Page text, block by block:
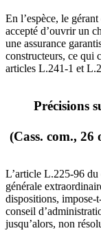
En l’espèce, le
accepté d’ouvrir un
une assurance
constructeurs, ce qui
articles L.241-1 et
Précisions
(Cass. com.,
L’article L.225-96 du
générale
dispositions, impose-
conseil
jusqu’alors, non